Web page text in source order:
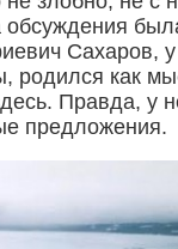
Сахаров, у
родился как
Правда, у
предложения.